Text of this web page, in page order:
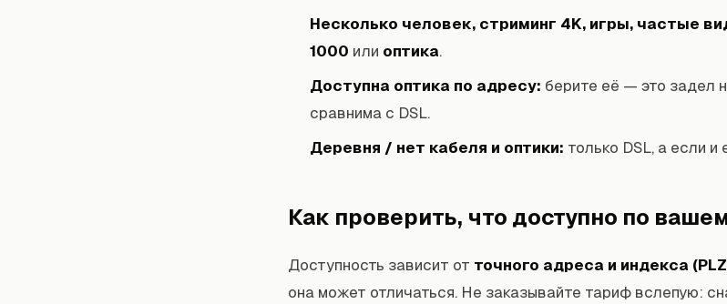
Несколько человек, стриминг 4K, игры, частые
1000 или оптика.
Доступна оптика по адресу: берите её — это задел
сравнима с DSL.
Деревня / нет кабеля и оптики: только DSL, а если
Как проверить, что доступно по
Доступность зависит от точного адреса и индекса
она может отличаться. Не заказывайте тариф вслепую: